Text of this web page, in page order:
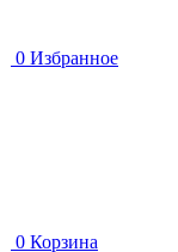
0 Избранное
0 Корзина